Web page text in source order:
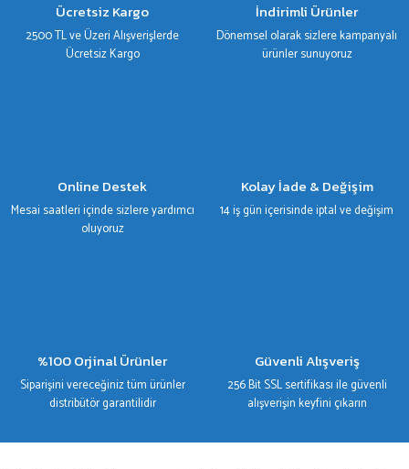
Ürün fiyatı diğer sitelerden daha pahalı.
Bu ürüne benzer farklı alternatifler olmalı.
Ücretsiz Kargo
2500 TL ve Üzeri Alışverişlerde
Ücretsiz Kargo
İndirimli Ürünler
Dönemsel olarak sizlere kampanyalı
ürünler sunuyoruz
Online Destek
Mesai saatleri içinde sizlere yardımcı
oluyoruz
Kolay İade & Değişim
14 iş gün içerisinde iptal ve değişim
%100 Orjinal Ürünler
Siparişini vereceğiniz tüm ürünler
distribütör garantilidir
Güvenli Alışveriş
256 Bit SSL sertifikası ile güvenli
alışverişin keyfini çıkarın